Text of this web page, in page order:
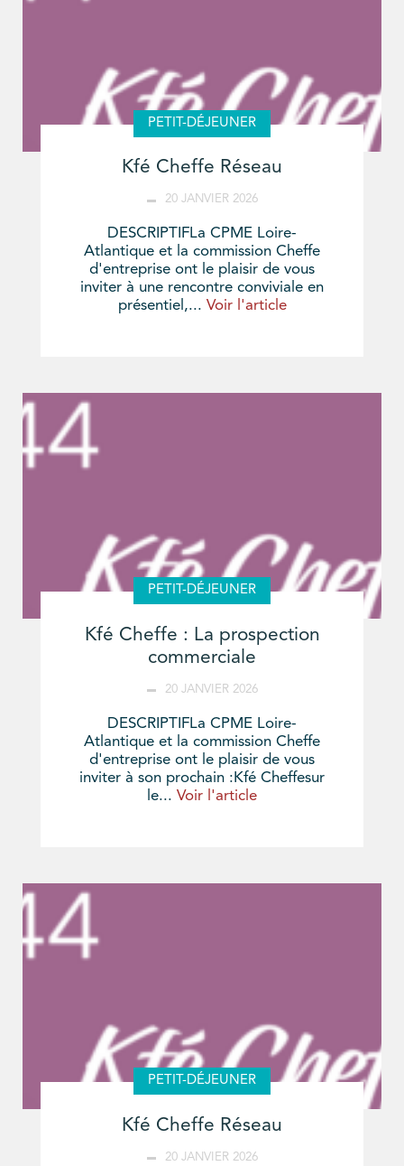
PETIT-DÉJEUNER
Kfé Cheffe Réseau
20 JANVIER 2026
DESCRIPTIFLa CPME Loire-
Atlantique et la commission Cheffe
d'entreprise ont le plaisir de vous
inviter à une rencontre conviviale en
présentiel,... Voir l'article
PETIT-DÉJEUNER
Kfé Cheffe : La prospection
commerciale
20 JANVIER 2026
DESCRIPTIFLa CPME Loire-
Atlantique et la commission Cheffe
d'entreprise ont le plaisir de vous
inviter à son prochain :­Kfé Cheffesur
le... Voir l'article
PETIT-DÉJEUNER
Kfé Cheffe Réseau
20 JANVIER 2026